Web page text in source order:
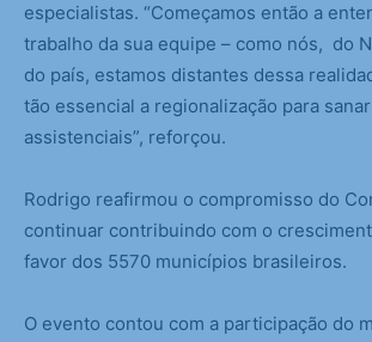
especialistas. “Começamos então a
trabalho da sua equipe – como nós, do
do país, estamos distantes dessa
tão essencial a regionalização para
assistenciais”, reforçou.
Rodrigo reafirmou o compromisso do
continuar contribuindo com o
favor dos 5570 municípios brasileiros.
O evento contou com a participação do